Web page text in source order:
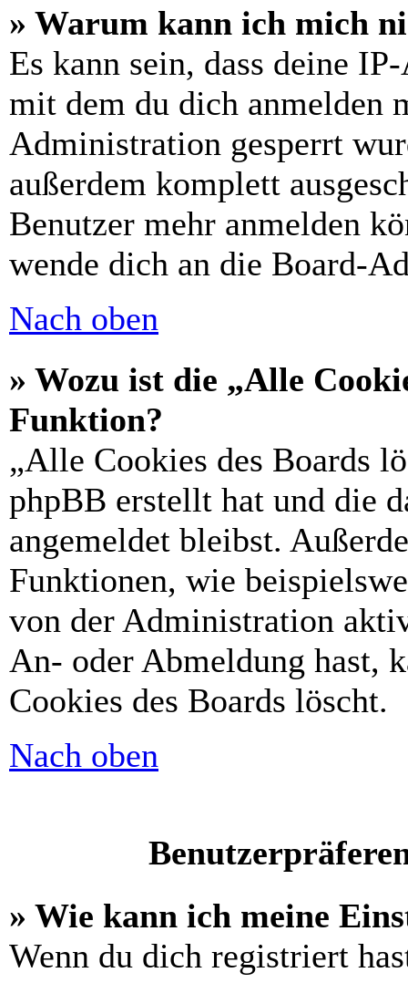
» Warum kann ich mich
Es kann sein, dass deine
mit dem du dich anmelden
Administration gesperrt
außerdem komplett
Benutzer mehr anmelden
wende dich an die Board-
Nach oben
» Wozu ist die „Alle
Funktion?
„Alle Cookies des Boards
phpBB erstellt hat und die
angemeldet bleibst.
Funktionen, wie
von der Administration
An- oder Abmeldung hast,
Cookies des Boards löscht.
Nach oben
» Wie kann ich meine
Wenn du dich registriert